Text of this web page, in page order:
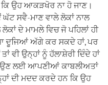
ਉਹ ਆਕੜਖੋਰ ਨਾ ਹੋ ਜਾਣ।
ਸਵੈ-ਮਾਣ ਵਾਲੇ ਲੋਕਾਂ ਨਾਲ
ਦੇ ਮਾਮਲੇ ਵਿਚ ਜੋ ਪਹਿਲਾਂ ਹੀ
ਦੂਜਿਆਂ ਅੱਗੇ ਕਰ ਸਕਦੇ ਹਾਂ, ਪਰ
ਵੀ ਉਨ੍ਹਾਂ ਨੂੰ ਹੱਲਾਸ਼ੇਰੀ ਦਿੰਦੇ ਹਾਂ
ਲਈ ਆਪਣੀਆਂ ਕਾਬਲੀਅਤਾਂ
ਦੀ ਮਦਦ ਕਰਦੇ ਹਨ ਕਿ ਉਹ